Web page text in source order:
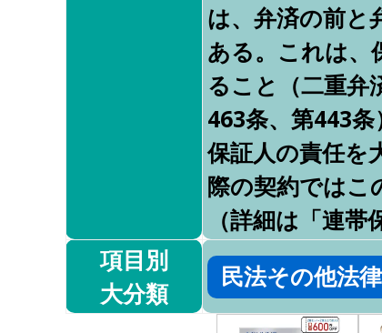
は、弁済の前と
ある。これは、
ること（二重弁
463条、第443条
保証人の責任を
際の契約ではこ
（詳細は「連帯
項目別
大分類
民法その他法